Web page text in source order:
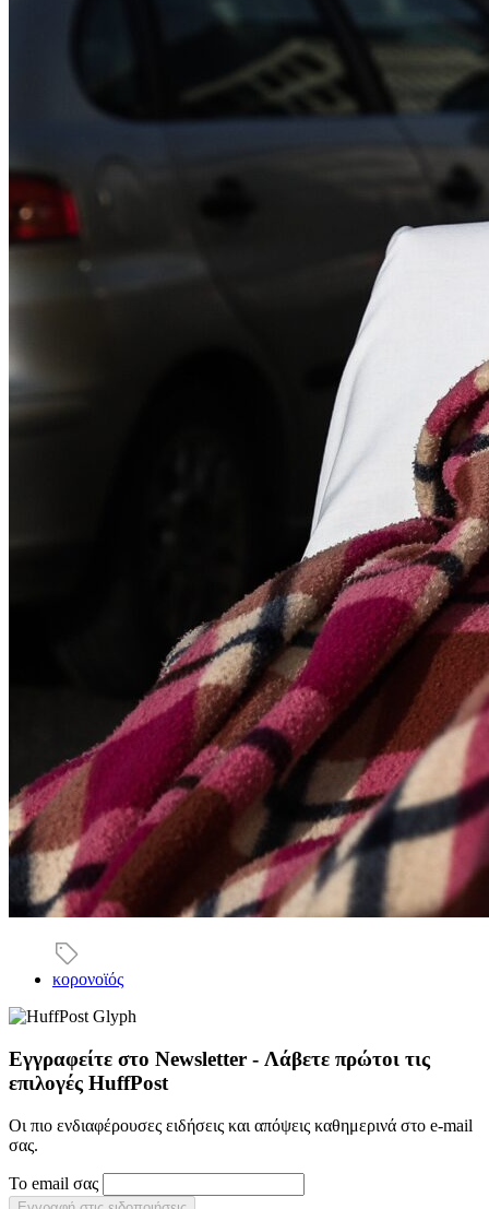
κορονοϊός
Εγγραφείτε στο Newsletter - Λάβετε πρώτοι τις
επιλογές HuffPost
Οι πιο ενδιαφέρουσες ειδήσεις και απόψεις καθημερινά στο e-mail
σας.
Το email σας